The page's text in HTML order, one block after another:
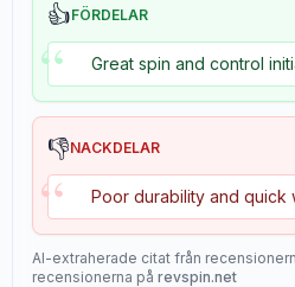
👍FÖRDELAR
“ Great spin and control
👎NACKDELAR
“ Poor durability and quick
AI-extraherade citat från
recensionerna på revspin.net